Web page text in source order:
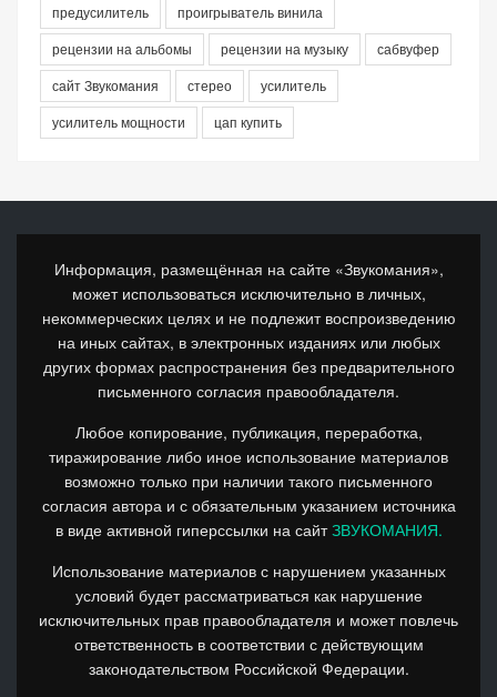
предусилитель
проигрыватель винила
рецензии на альбомы
рецензии на музыку
сабвуфер
сайт Звукомания
стерео
усилитель
усилитель мощности
цап купить
Информация, размещённая на сайте «Звукомания»,
может использоваться исключительно в личных,
некоммерческих целях и не подлежит воспроизведению
на иных сайтах, в электронных изданиях или любых
других формах распространения без предварительного
письменного согласия правообладателя.
Любое копирование, публикация, переработка,
тиражирование либо иное использование материалов
возможно только при наличии такого письменного
согласия автора и с обязательным указанием источника
в виде активной гиперссылки на сайтЗВУКОМАНИЯ.
Использование материалов с нарушением указанных
условий будет рассматриваться как нарушение
исключительных прав правообладателя и может повлечь
ответственность в соответствии с действующим
законодательством Российской Федерации.